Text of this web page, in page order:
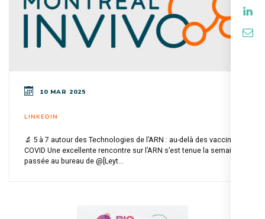
10 MAR 2025
LINKEDIN
🔬 5 à 7 autour des Technologies de l’ARN : au-delà des vaccins
COVID Une excellente rencontre sur l’ARN s’est tenue la semaine
passée au bureau de @[Leyt...